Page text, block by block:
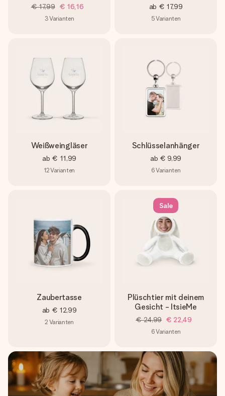
€ 17,99 € 16,16
3Varianten
ab € 17,99
5Varianten
Weißweingläser
ab € 11,99
12Varianten
Schlüsselanhänger
ab € 9,99
6Varianten
Zaubertasse
ab € 12,99
2 Varianten
Sale
Plüschtier mit deinem
Gesicht - ItsieMe
€ 24,99 € 22,49
6Varianten